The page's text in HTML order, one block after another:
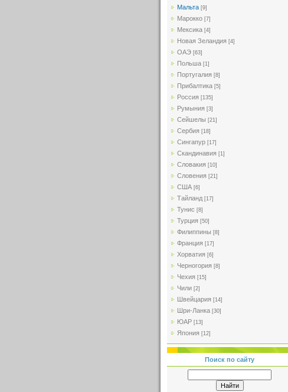
Мальта [9]
Марокко [7]
Мексика [4]
Новая Зеландия [4]
ОАЭ [63]
Польша [1]
Португалия [8]
Прибалтика [5]
Россия [135]
Румыния [3]
Сейшелы [21]
Сербия [18]
Сингапур [17]
Скандинавия [1]
Словакия [10]
Словения [21]
США [6]
Тайланд [17]
Тунис [8]
Турция [50]
Филиппины [8]
Франция [17]
Хорватия [6]
Черногория [8]
Чехия [15]
Чили [2]
Швейцария [14]
Шри-Ланка [30]
ЮАР [13]
Япония [12]
Поиск по сайту